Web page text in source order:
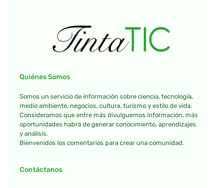
Quiénes Somos
Somos un servicio de información sobre ciencia, tecnología,
medio ambiente, negocios, cultura, turismo y estilo de vida.
Consideramos que entre más divulguemos información, más
oportunidades habrá de generar conocimiento, aprendizajes
y análisis.
Bienvenidos los comentarios para crear una comunidad.
Contáctanos